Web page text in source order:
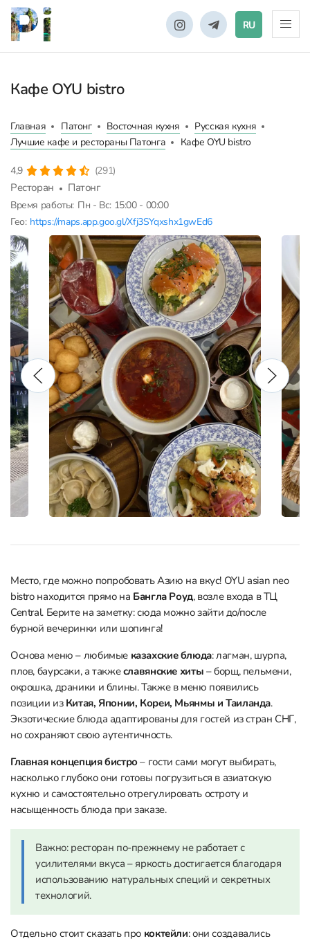
RU
Кафе OYU bistro
Главная Патонг Восточная кухня
Русская кухня
Лучшие кафе и рестораны Патонга
Кафе OYU bistro
4,9 (291)
Ресторан Патонг
Время работы: Пн - Вс: 15:00 - 00:00
Гео: https://maps.app.goo.gl/Xfj3SYqxshx1gwEd6
Место, где можно попробовать Азию на вкус! OYU asian neo
bistro находится прямо на Бангла Роуд, возле входа в ТЦ
Central. Берите на заметку: сюда можно зайти до/после
бурной вечеринки или шопинга!
Основа меню – любимые казахские блюда: лагман, шурпа,
плов, баурсаки, а такжеславянские хиты – борщ, пельмени,
окрошка, драники и блины. Также в меню появились
позиции из Китая, Японии, Кореи, Мьянмы и Таиланда.
Экзотические блюда адаптированы для гостей из стран СНГ,
но сохраняют свою аутентичность.
Главная концепция бистро– гости сами могут выбирать,
насколько глубоко они готовы погрузиться в азиатскую
кухню и самостоятельно отрегулировать остроту и
насыщенность блюда при заказе.
Важно: ресторан по-прежнему не работает с
усилителями вкуса – яркость достигается благодаря
использованию натуральных специй и секретных
технологий.
Отдельно стоит сказать про коктейли: они создавались